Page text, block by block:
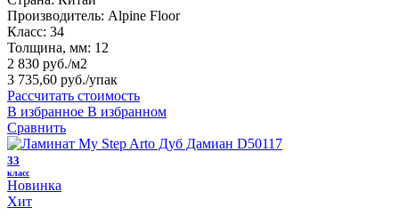
Производитель: Alpine Floor
Класс: 34
Толщина, мм: 12
2 830 руб./м2
3 735,60 руб./упак
Рассчитать стоимость
В избранное В избранном
Сравнить
33
класс
Новинка
Хит